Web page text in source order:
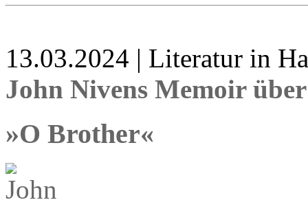
13.03.2024 | Literatur in
John Nivens Memoir
»O Brother«